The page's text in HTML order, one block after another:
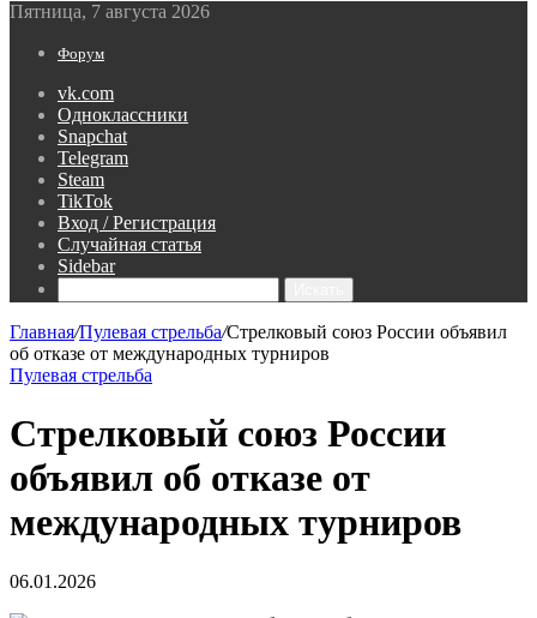
Пятница, 7 августа 2026
Форум
vk.com
Одноклассники
Snapchat
Telegram
Steam
TikTok
Вход / Регистрация
Случайная статья
Sidebar
Главная/Пулевая стрельба/Стрелковый союз России объявил
об отказе от международных турниров
Пулевая стрельба
Стрелковый союз России
объявил об отказе от
международных турниров
06.01.2026